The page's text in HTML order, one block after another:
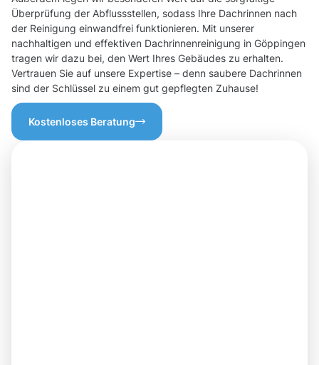
Überprüfung der Abflussstellen, sodass Ihre Dachrinnen nach
der Reinigung einwandfrei funktionieren. Mit unserer
nachhaltigen und effektiven Dachrinnenreinigung in Göppingen
tragen wir dazu bei, den Wert Ihres Gebäudes zu erhalten.
Vertrauen Sie auf unsere Expertise – denn saubere Dachrinnen
sind der Schlüssel zu einem gut gepflegten Zuhause!
Kostenloses Beratung